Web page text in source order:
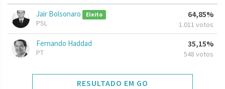
Jair Bolsonaro Eleito
PSL
64,85%
1.011 votos
Fernando Haddad
PT
35,15%
548 votos
RESULTADO EM GO